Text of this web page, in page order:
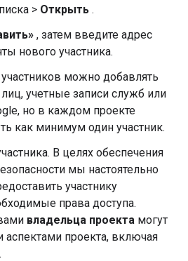
> Открыть .
, затем введите адрес
нового участника.
участников можно добавлять
учетные записи служб или
но в каждом проекте
как минимум один участник.
В целях обеспечения
мы настоятельно
участнику
права доступа.
владельца проекта могут
аспектами проекта, включая